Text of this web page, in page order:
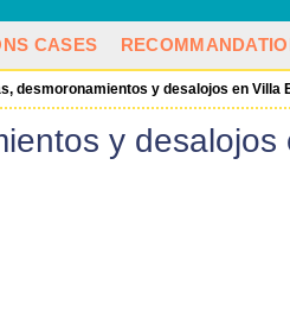
CASES
desmoronamientos y desalojos en Villa
y desalojos